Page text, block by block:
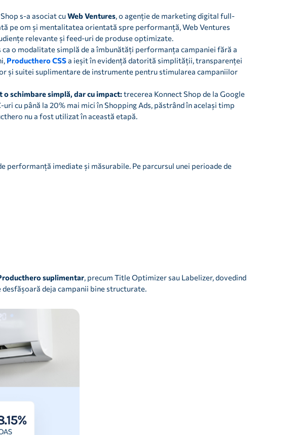
s-a asociat cuWeb Ventures, o agenție de marketing digital full-
pe om și mentalitatea orientată spre performanță, Web Ventures
relevante și feed-uri de produse optimizate.
ca o modalitate simplă de a îmbunătăți performanța campaniei fără a
Producthero CSSa ieșit în evidență datorită simplității, transparenței
și suitei suplimentare de instrumente pentru stimularea campaniilor
schimbare simplă, dar cu impact:trecerea Konnect Shop de la Google
cu până la 20% mai mici în Shopping Ads, păstrând în același timp
nu a fost utilizat în această etapă.
performanță imediate și măsurabile. Pe parcursul unei perioade de
suplimentar, precum Title Optimizer sau Labelizer, dovedind
deja campanii bine structurate.